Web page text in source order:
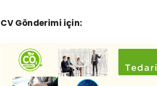
CV Gönderimi için: